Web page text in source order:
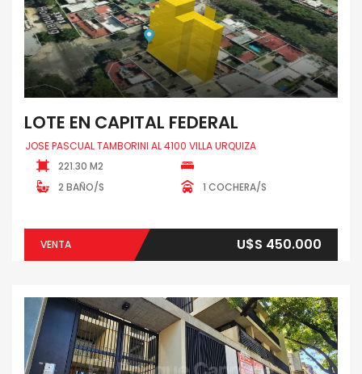
LOTE EN CAPITAL FEDERAL
JOSE PASCUAL TAMBORINI AL 4100 VILLA URQUIZA
221.30 M2
2 BAÑO/S
1 COCHERA/S
VENTA U$S 450.000